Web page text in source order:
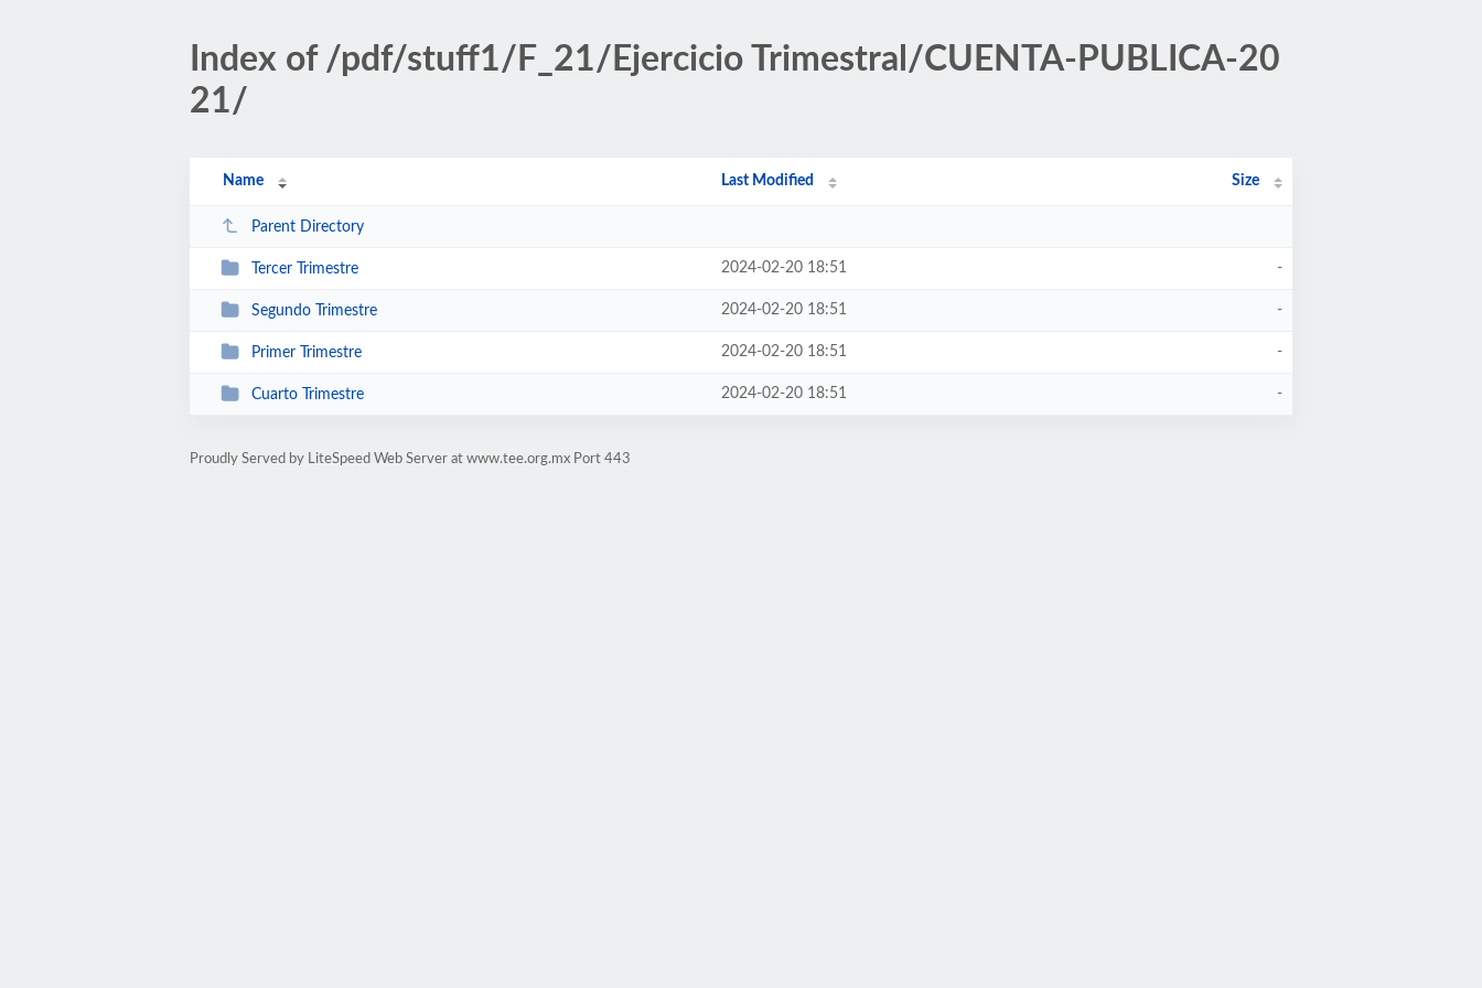
Index of /pdf/stuff1/F_21/Ejercicio Trimestral/CUENTA-PUBLICA-20
21/
Name Last Modified Size
Parent Directory
Tercer Trimestre 2024-02-20 18:51 -
Segundo Trimestre 2024-02-20 18:51 -
Primer Trimestre 2024-02-20 18:51 -
Cuarto Trimestre 2024-02-20 18:51 -
Proudly Served by LiteSpeed Web Server at www.tee.org.mx Port 443